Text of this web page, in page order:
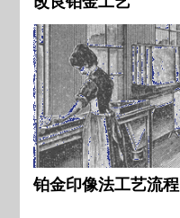
铂金印像法工艺流程